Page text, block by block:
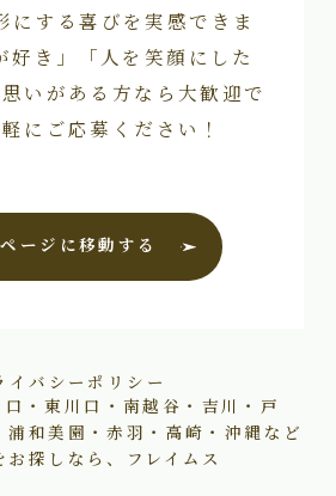
にする喜びを実感できま
好き」「人を笑顔にした
いがある方なら大歓迎で
にご応募ください！
ージに移動する
イバシーポリシー
口・東川口・南越谷・吉川・戸
浦和美園・赤羽・高崎・沖縄など
探しなら、フレイムス